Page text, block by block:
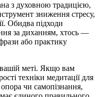
з духовною традицією,
зниження стресу,
Обидва підходи
за диханням, хтось —
або практику
меті. Якщо вам
техніки медитації для
чи самопізнання,